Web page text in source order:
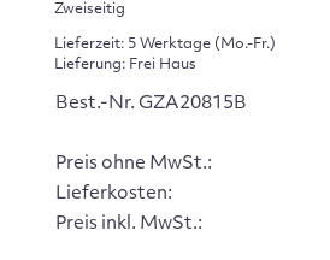
Zweiseitig
Lieferzeit: 5 Werktage (Mo.-Fr.)
Lieferung: Frei Haus
Best.-Nr. GZA20815B
Preis ohne MwSt.:
Lieferkosten:
Preis inkl. MwSt.: